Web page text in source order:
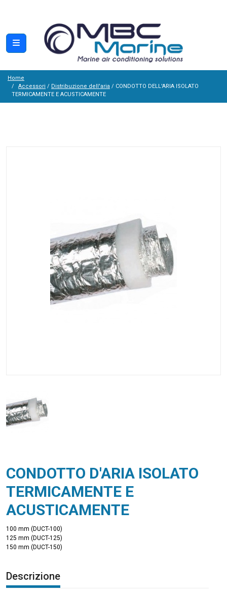
Home
Accessori / Distribuzione dell'aria / CONDOTTO DELL'ARIA ISOLATO
TERMICAMENTE E ACUSTICAMENTE
CONDOTTO D'ARIA ISOLATO
TERMICAMENTE E
ACUSTICAMENTE
100 mm (DUCT-100)
125 mm (DUCT-125)
150 mm (DUCT-150)
Descrizione